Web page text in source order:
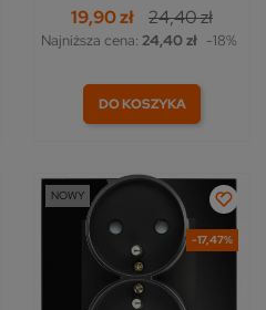
19,90 zł 24,40 zł
Najniższa cena: 24,40 zł -18%
DO KOSZYKA
-17,47%
NOWY